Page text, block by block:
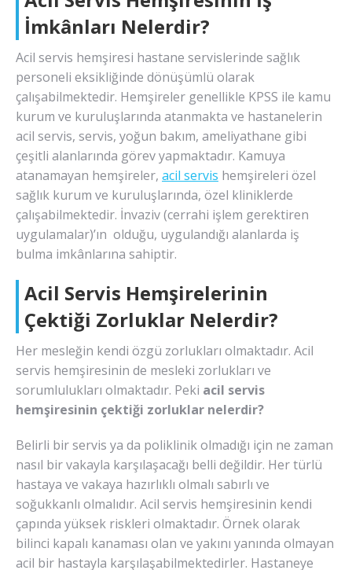
İmkânları Nelerdir?
Acil servis hemşiresi hastane servislerinde sağlık
personeli eksikliğinde dönüşümlü olarak
çalışabilmektedir. Hemşireler genellikle KPSS ile kamu
kurum ve kuruluşlarında atanmakta ve hastanelerin
acil servis, servis, yoğun bakım, ameliyathane gibi
çeşitli alanlarında görev yapmaktadır. Kamuya
atanamayan hemşireler, acil servis hemşireleri özel
sağlık kurum ve kuruluşlarında, özel kliniklerde
çalışabilmektedir. İnvaziv (cerrahi işlem gerektiren
uygulamalar)’ın olduğu, uygulandığı alanlarda iş
bulma imkânlarına sahiptir.
Acil Servis Hemşirelerinin
Çektiği Zorluklar Nelerdir?
Her mesleğin kendi özgü zorlukları olmaktadır. Acil
servis hemşiresinin de mesleki zorlukları ve
sorumlulukları olmaktadır. Peki acil servis
hemşiresinin çektiği zorluklar nelerdir?
Belirli bir servis ya da poliklinik olmadığı için ne zaman
nasıl bir vakayla karşılaşacağı belli değildir. Her türlü
hastaya ve vakaya hazırlıklı olmalı sabırlı ve
soğukkanlı olmalıdır. Acil servis hemşiresinin kendi
çapında yüksek riskleri olmaktadır. Örnek olarak
bilinci kapalı kanaması olan ve yakını yanında olmayan
acil bir hastayla karşılaşabilmektedirler. Hastaneye